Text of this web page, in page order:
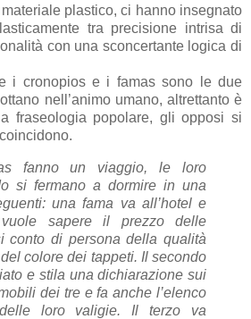
plastico, ci hanno insegnato
tra precisione intrisa di
con una sconcertante logica di
i cronopios e i famas sono le due
nell’animo umano, altrettanto è
fraseologia popolare, gli opposi si
fanno un viaggio, le loro
si fermano a dormire in una
una fama va all’hotel e
vuole sapere il prezzo delle
conto di persona della qualità
colore dei tappeti. Il secondo
e stila una dichiarazione sui
dei tre e fa anche l’elenco
loro valigie. Il terzo va